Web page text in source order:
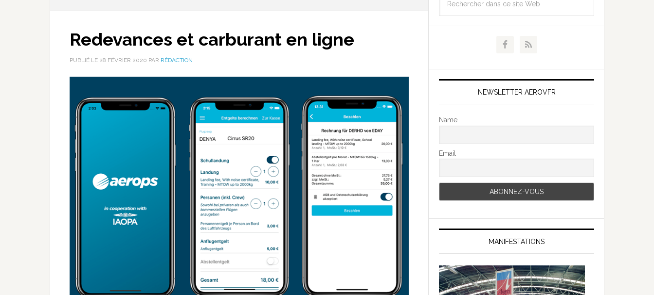
Redevances et carburant en ligne
PUBLIÉ LE 28 FÉVRIER 2020 PAR RÉDACTION
NEWSLETTER AEROVFR
Name
Email
MANIFESTATIONS